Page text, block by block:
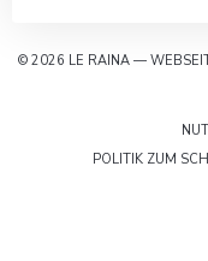
© 2026 LE RAINA —
POLITIK ZUM